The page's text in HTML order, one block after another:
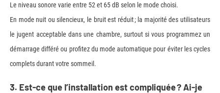
Le niveau sonore varie entre 52 et 65 dB selon le mode choisi.
En mode nuit ou silencieux, le bruit est réduit ; la majorité des utilisateurs
le jugent acceptable dans une chambre, surtout si vous programmez un
démarrage différé ou profitez du mode automatique pour éviter les cycles
complets durant votre sommeil.
3. Est-ce que l’installation est compliquée ? Ai-je